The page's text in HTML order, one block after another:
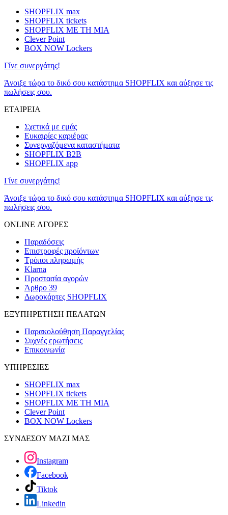
SHOPFLIX max
SHOPFLIX tickets
SHOPFLIX ΜΕ ΤΗ ΜΙΑ
Clever Point
BOX NOW Lockers
Γίνε συνεργάτης!
Άνοιξε τώρα το δικό σου κατάστημα SHOPFLIX και αύξησε τις
πωλήσεις σου.
ΕΤΑΙΡΕΙΑ
Σχετικά με εμάς
Ευκαιρίες καριέρας
Συνεργαζόμενα καταστήματα
SHOPFLIX B2B
SHOPFLIX app
Γίνε συνεργάτης!
Άνοιξε τώρα το δικό σου κατάστημα SHOPFLIX και αύξησε τις
πωλήσεις σου.
ONLINE ΑΓΟΡΕΣ
Παραδόσεις
Επιστροφές προϊόντων
Τρόποι πληρωμής
Klarna
Προστασία αγορών
Άρθρο 39
Δωροκάρτες SHOPFLIX
ΕΞΥΠΗΡΕΤΗΣΗ ΠΕΛΑΤΩΝ
Παρακολούθηση Παραγγελίας
Συχνές ερωτήσεις
Επικοινωνία
ΥΠΗΡΕΣΙΕΣ
SHOPFLIX max
SHOPFLIX tickets
SHOPFLIX ΜΕ ΤΗ ΜΙΑ
Clever Point
BOX NOW Lockers
ΣΥΝΔΕΣΟΥ ΜΑΖΙ ΜΑΣ
Instagram
Facebook
Tiktok
Linkedin